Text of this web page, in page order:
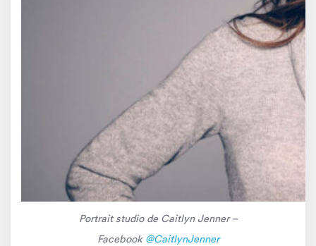
Portrait studio de Caitlyn Jenner –
Facebook @CaitlynJenner